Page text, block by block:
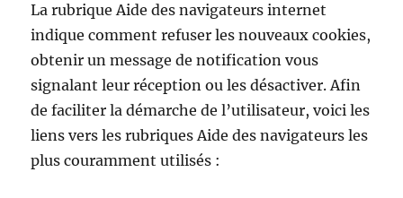
La rubrique Aide des navigateurs internet
indique comment refuser les nouveaux cookies,
obtenir un message de notification vous
signalant leur réception ou les désactiver. Afin
de faciliter la démarche de l’utilisateur, voici les
liens vers les rubriques Aide des navigateurs les
plus couramment utilisés :